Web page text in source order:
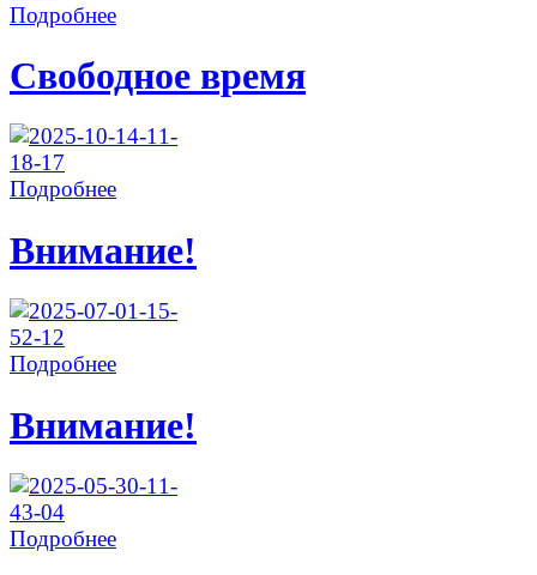
Подробнее
Свободное время
Подробнее
Внимание!
Подробнее
Внимание!
Подробнее